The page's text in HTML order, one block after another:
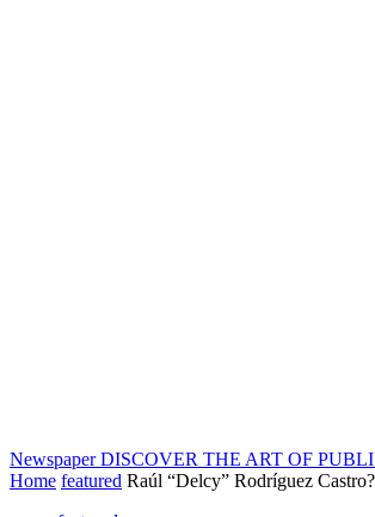
Newspaper DISCOVER THE ART OF
Home featured Raúl “Delcy” Rodríguez Castro?